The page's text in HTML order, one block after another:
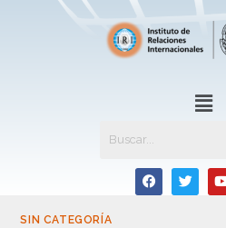
SIN CATEGORÍA